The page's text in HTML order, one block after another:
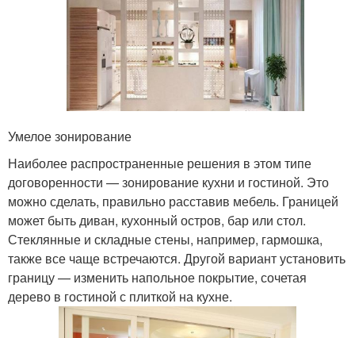
Умелое зонирование
Наиболее распространенные решения в этом типе
договоренности — зонирование кухни и гостиной. Это
можно сделать, правильно расставив мебель. Границей
может быть диван, кухонный остров, бар или стол.
Стеклянные и складные стены, например, гармошка,
также все чаще встречаются. Другой вариант установить
границу — изменить напольное покрытие, сочетая
дерево в гостиной с плиткой на кухне.